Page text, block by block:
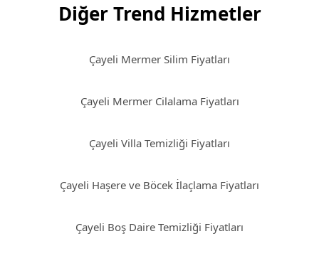
Diğer Trend Hizmetler
Çayeli Mermer Silim Fiyatları
Çayeli Mermer Cilalama Fiyatları
Çayeli Villa Temizliği Fiyatları
Çayeli Haşere ve Böcek İlaçlama Fiyatları
Çayeli Boş Daire Temizliği Fiyatları